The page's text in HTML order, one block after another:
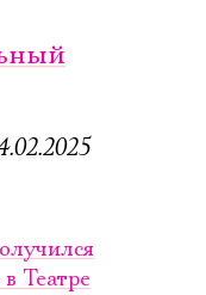
Театре